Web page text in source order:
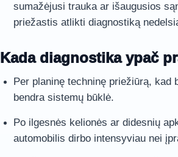
sumažėjusi trauka ar išaugusios
priežastis atlikti diagnostiką
Kada diagnostika ypač
Per planinę techninę priežiūrą, kad
bendra sistemų būklė.
Po ilgesnės kelionės ar didesnių
automobilis dirbo intensyviau nei